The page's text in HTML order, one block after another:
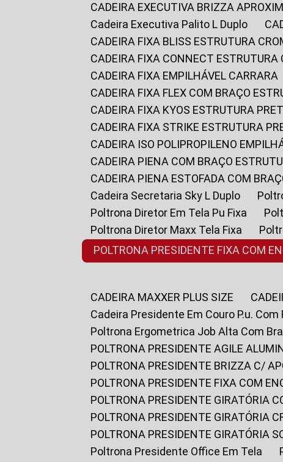
CADEIRA EXECUTIVA BRIZZA
Cadeira Executiva Palito L Duplo
CADEIRA FIXA BLISS ESTRUTURA
CADEIRA FIXA CONNECT ESTRUTURA
CADEIRA FIXA EMPILHÁVEL CARRARA
CADEIRA FIXA FLEX COM BRAÇO
CADEIRA FIXA KYOS ESTRUTURA
CADEIRA FIXA STRIKE ESTRUTURA
CADEIRA ISO POLIPROPILENO
CADEIRA PIENA COM BRAÇO
CADEIRA PIENA ESTOFADA COM
Cadeira Secretaria Sky L Duplo
Poltrona Diretor Em Tela Pu Fixa
Poltrona Diretor Maxx Tela Fixa
POLTRONA PRESIDENTE FIXA COM
CADEIRA MAXXER PLUS SIZE
Cadeira Presidente Em Couro P.u. Com
Poltrona Ergometrica Job Alta Com
POLTRONA PRESIDENTE AGILE
POLTRONA PRESIDENTE BRIZZA C/
POLTRONA PRESIDENTE FIXA COM
POLTRONA PRESIDENTE GIRATÓRIA
POLTRONA PRESIDENTE GIRATÓRIA
POLTRONA PRESIDENTE GIRATÓRIA
Poltrona Presidente Office Em Tela